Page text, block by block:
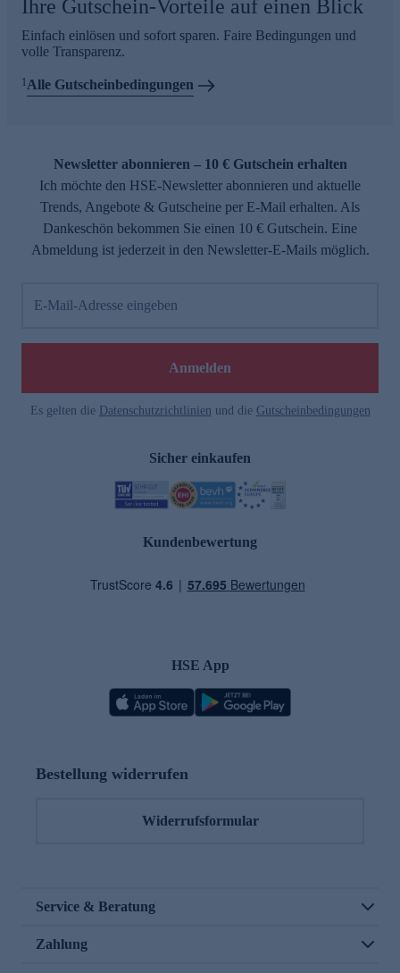
Ihre Gutschein-Vorteile auf einen Blick
Einfach einlösen und sofort sparen. Faire Bedingungen und
volle Transparenz.
1 Alle Gutscheinbedingungen
Newsletter abonnieren – 10 € Gutschein erhalten
Ich möchte den HSE-Newsletter abonnieren und aktuelle
Trends, Angebote & Gutscheine per E-Mail erhalten. Als
Dankeschön bekommen Sie einen 10 € Gutschein. Eine
Abmeldung ist jederzeit in den Newsletter-E-Mails möglich.
E-Mail-Adresse eingeben
Anmelden
Es gelten die Datenschutzrichtlinien und die Gutscheinbedingungen
Sicher einkaufen
Kundenbewertung
HSE App
Bestellung widerrufen
Widerrufsformular
Service & Beratung
Zahlung